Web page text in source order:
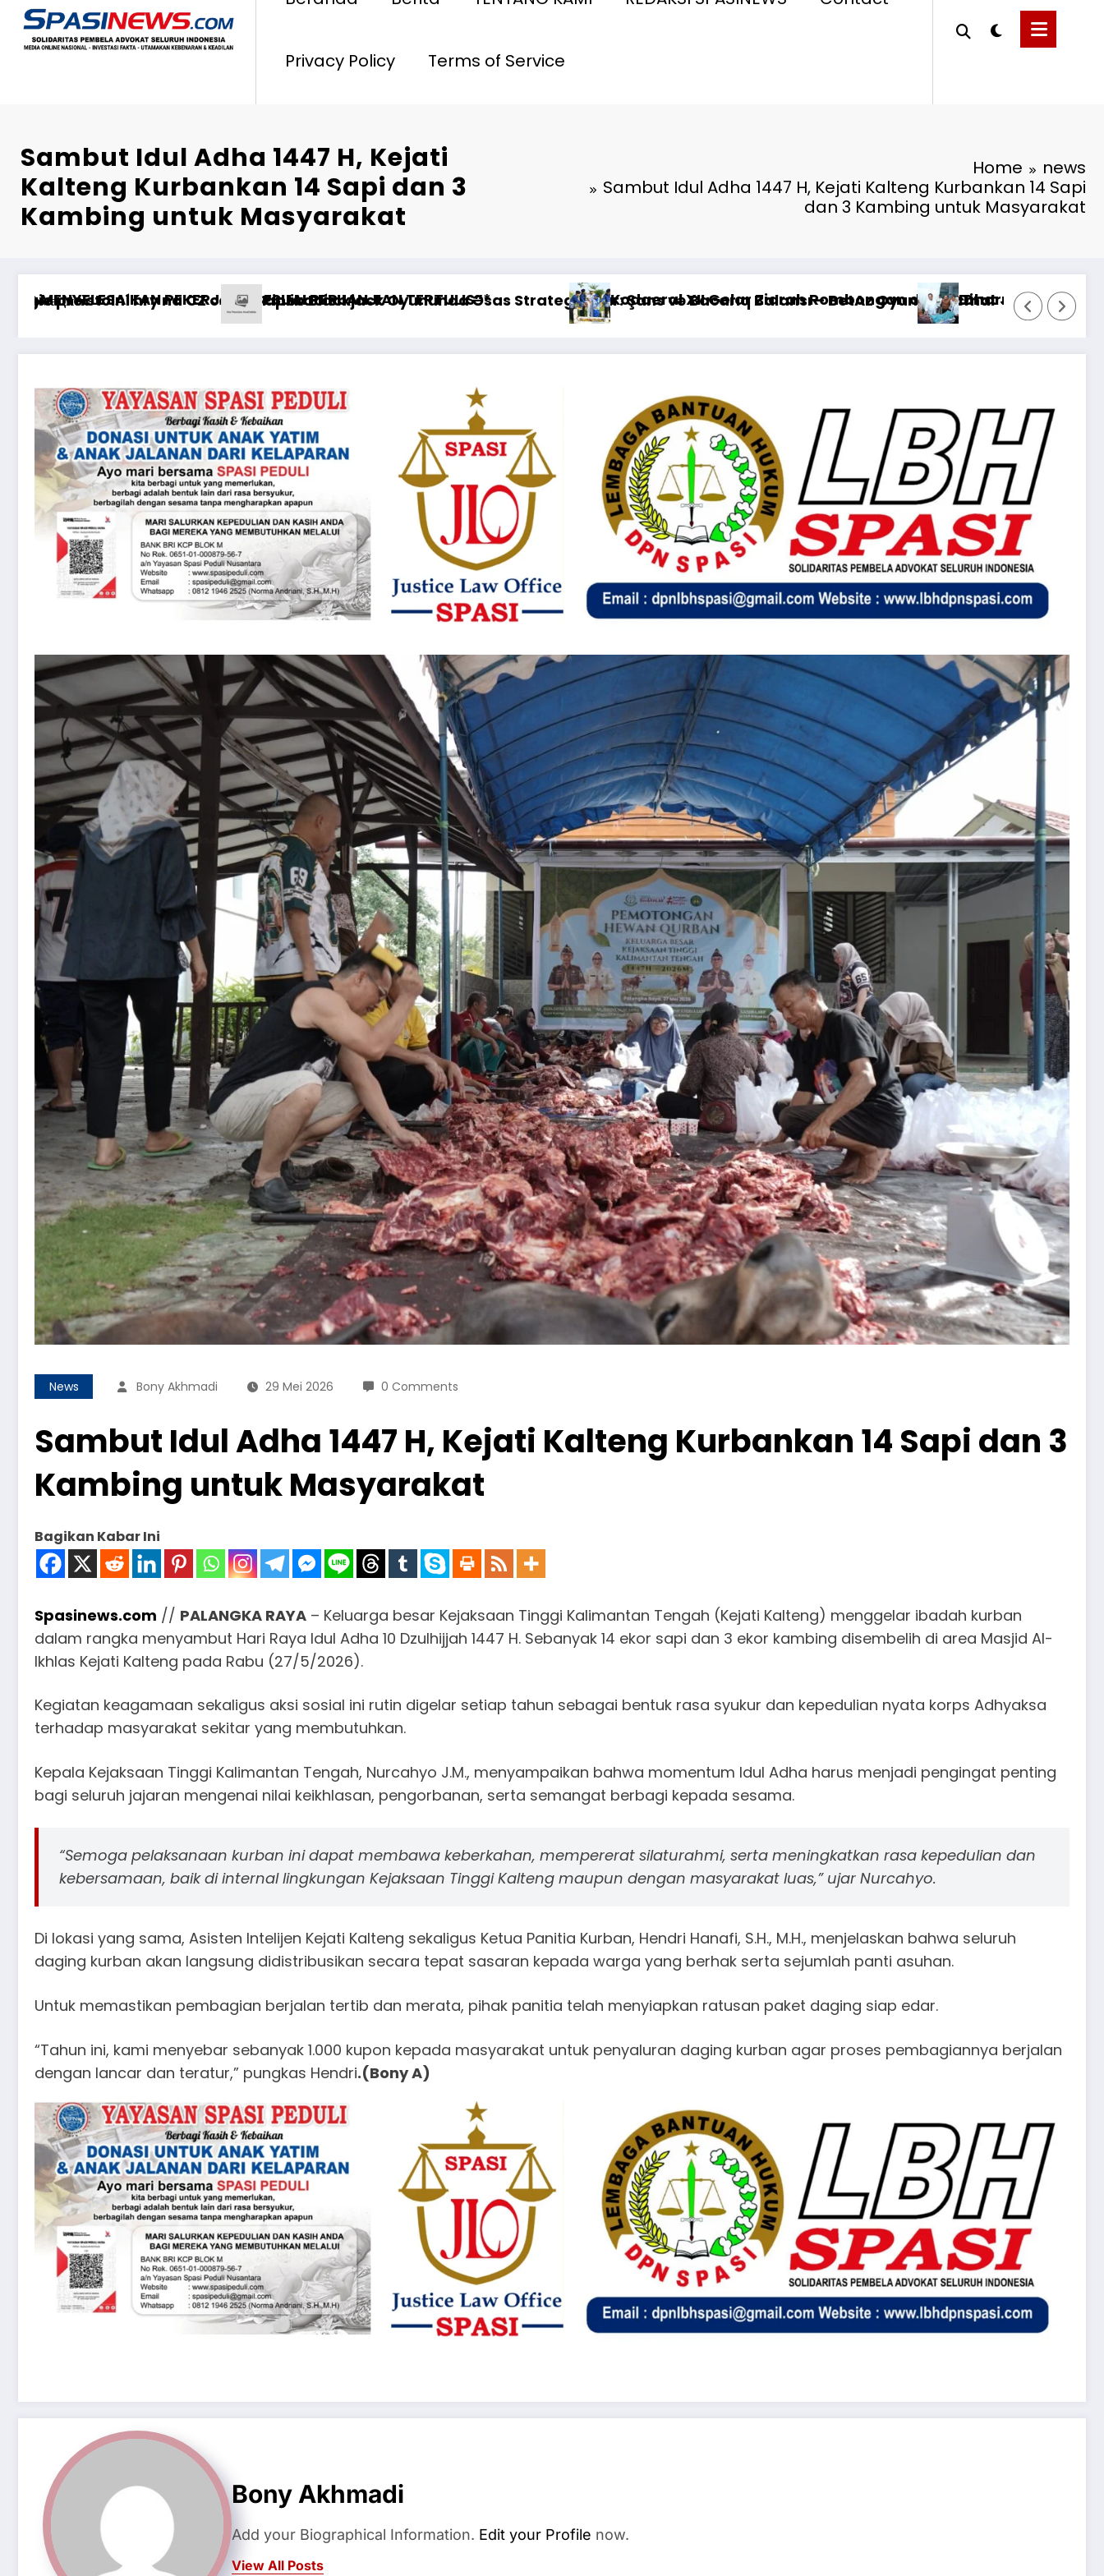
Privacy Policy Terms of Service
Sambut Idul Adha 1447 H, Kejati
Kalteng Kurbankan 14 Sapi dan 3
Kambing untuk Masyarakat
Home
news
Sambut Idul Adha 1447 H, Kejati Kalteng Kurbankan 14 Sapi
dan 3 Kambing untuk Masyarakat
Patria Jaya, Kenang Jasa Pahlawan dalam Peringatan HUT ke-1
Jasa Raharja Dampingi Wamenhub Tinjau Penanganan Korban KM Mutiara Sentosa II di RS PHC Surabaya
Pencerahan Hukum Hari Ini**Rabu, 5 Agustus 2026**KEWAJIBAN MEMBERI NAFKAH PASCA-
RTP açıqlığı: Mostbet real oyun statistikası ilə oyun
Risiken
News Bony Akhmadi 29 Mei 2026 0 Comments
Sambut Idul Adha 1447 H, Kejati Kalteng Kurbankan 14 Sapi dan 3
Kambing untuk Masyarakat
Bagikan Kabar Ini
Spasinews.com // PALANGKA RAYA – Keluarga besar Kejaksaan Tinggi Kalimantan Tengah (Kejati Kalteng) menggelar ibadah kurban
dalam rangka menyambut Hari Raya Idul Adha 10 Dzulhijjah 1447 H. Sebanyak 14 ekor sapi dan 3 ekor kambing disembelih di area Masjid Al-
Ikhlas Kejati Kalteng pada Rabu (27/5/2026).
​Kegiatan keagamaan sekaligus aksi sosial ini rutin digelar setiap tahun sebagai bentuk rasa syukur dan kepedulian nyata korps Adhyaksa
terhadap masyarakat sekitar yang membutuhkan.
​Kepala Kejaksaan Tinggi Kalimantan Tengah, Nurcahyo J.M., menyampaikan bahwa momentum Idul Adha harus menjadi pengingat penting
bagi seluruh jajaran mengenai nilai keikhlasan, pengorbanan, serta semangat berbagi kepada sesama.
​“Semoga pelaksanaan kurban ini dapat membawa keberkahan, mempererat silaturahmi, serta meningkatkan rasa kepedulian dan
kebersamaan, baik di internal lingkungan Kejaksaan Tinggi Kalteng maupun dengan masyarakat luas,” ujar Nurcahyo.
​Di lokasi yang sama, Asisten Intelijen Kejati Kalteng sekaligus Ketua Panitia Kurban, Hendri Hanafi, S.H., M.H., menjelaskan bahwa seluruh
daging kurban akan langsung didistribusikan secara tepat sasaran kepada warga yang berhak serta sejumlah panti asuhan.
​Untuk memastikan pembagian berjalan tertib dan merata, pihak panitia telah menyiapkan ratusan paket daging siap edar.
​“Tahun ini, kami menyebar sebanyak 1.000 kupon kepada masyarakat untuk penyaluran daging kurban agar proses pembagiannya berjalan
dengan lancar dan teratur,” pungkas Hendri.(Bony A)
Bony Akhmadi
Add your Biographical Information. Edit your Profile now.
View All Posts